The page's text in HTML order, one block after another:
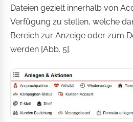
Dateien gezielt innerhalb von
Verfügung zu stellen, welche
Bereich zur Anzeige oder zum
werden [Abb. 5].